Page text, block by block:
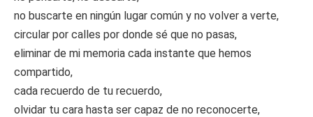
no buscarte en ningún lugar común y no volver a verte,
circular por calles por donde sé que no pasas,
eliminar de mi memoria cada instante que hemos
compartido,
cada recuerdo de tu recuerdo,
olvidar tu cara hasta ser capaz de no reconocerte,